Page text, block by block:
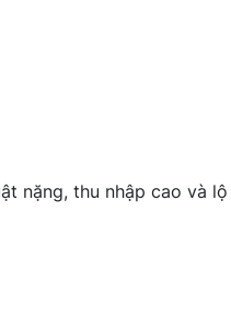
nặng, thu nhập cao và lộ